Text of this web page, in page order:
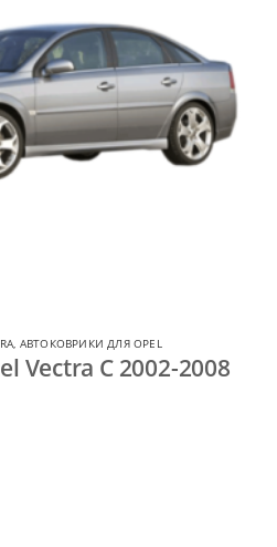
, АВТОКОВРИКИ ДЛЯ OPEL
Vectra C 2002-2008